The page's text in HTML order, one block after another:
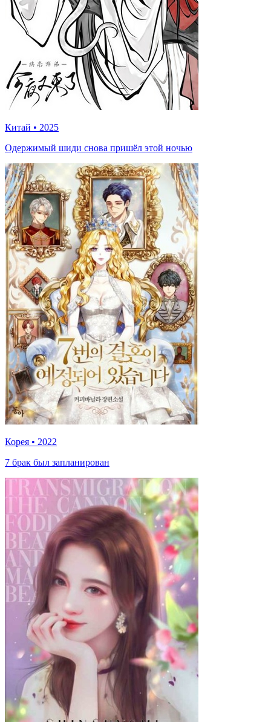
Китай • 2025
Одержимый шиди снова пришёл этой ночью
Корея • 2022
7 брак был запланирован